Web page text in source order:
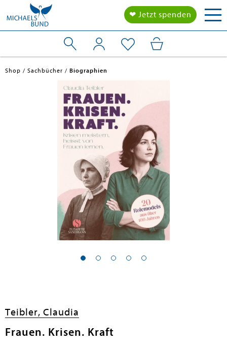
❤ Jetzt spenden
submenu
Shop Sachbücher Biographien
Teibler, Claudia
Frauen. Krisen. Kraft